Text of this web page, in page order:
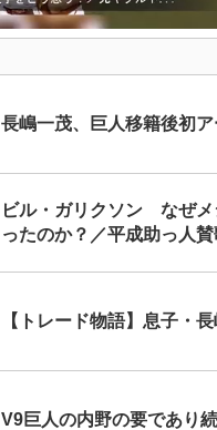
長嶋一茂、巨人移籍後初
ビル・ガリクソン なぜメ
ったのか？／平成助っ人
【トレード物語】息子・
V9巨人の内野の要であり